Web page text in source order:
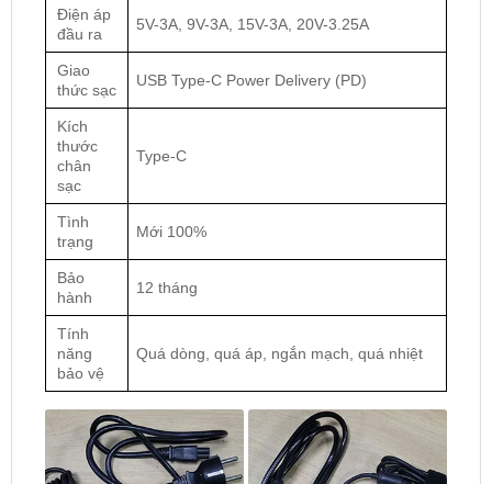
Điện áp
đầu ra
5V-3A, 9V-3A, 15V-3A, 20V-3.25A
Giao
thức sạc
USB Type-C Power Delivery (PD)
Kích
thước
chân
sạc
Type-C
Tình
trạng
Mới 100%
Bảo
hành
12 tháng
Tính
năng
bảo vệ
Quá dòng, quá áp, ngắn mạch, quá nhiệt